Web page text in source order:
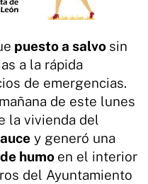
puesto a salvo sin
a la rápida
de emergencias.
de este lunes
la vivienda del
y generó una
humo en el interior
del Ayuntamiento